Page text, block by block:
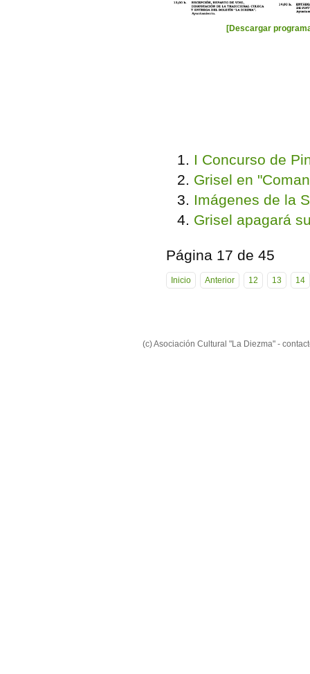
[Descargar
I Concurso de
Grisel en
Imágenes de la
Grisel apagará
Página 17 de 45
Inicio Anterior 12 13 14
(c) Asociación Cultural "La Diezma" -